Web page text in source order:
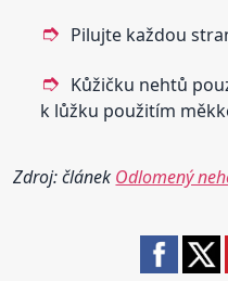
Pilujte každou
Kůžičku nehtů
k lůžku použitím
Zdroj: článek Odlomený